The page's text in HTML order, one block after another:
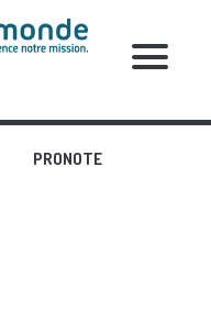
PRONOTE
-